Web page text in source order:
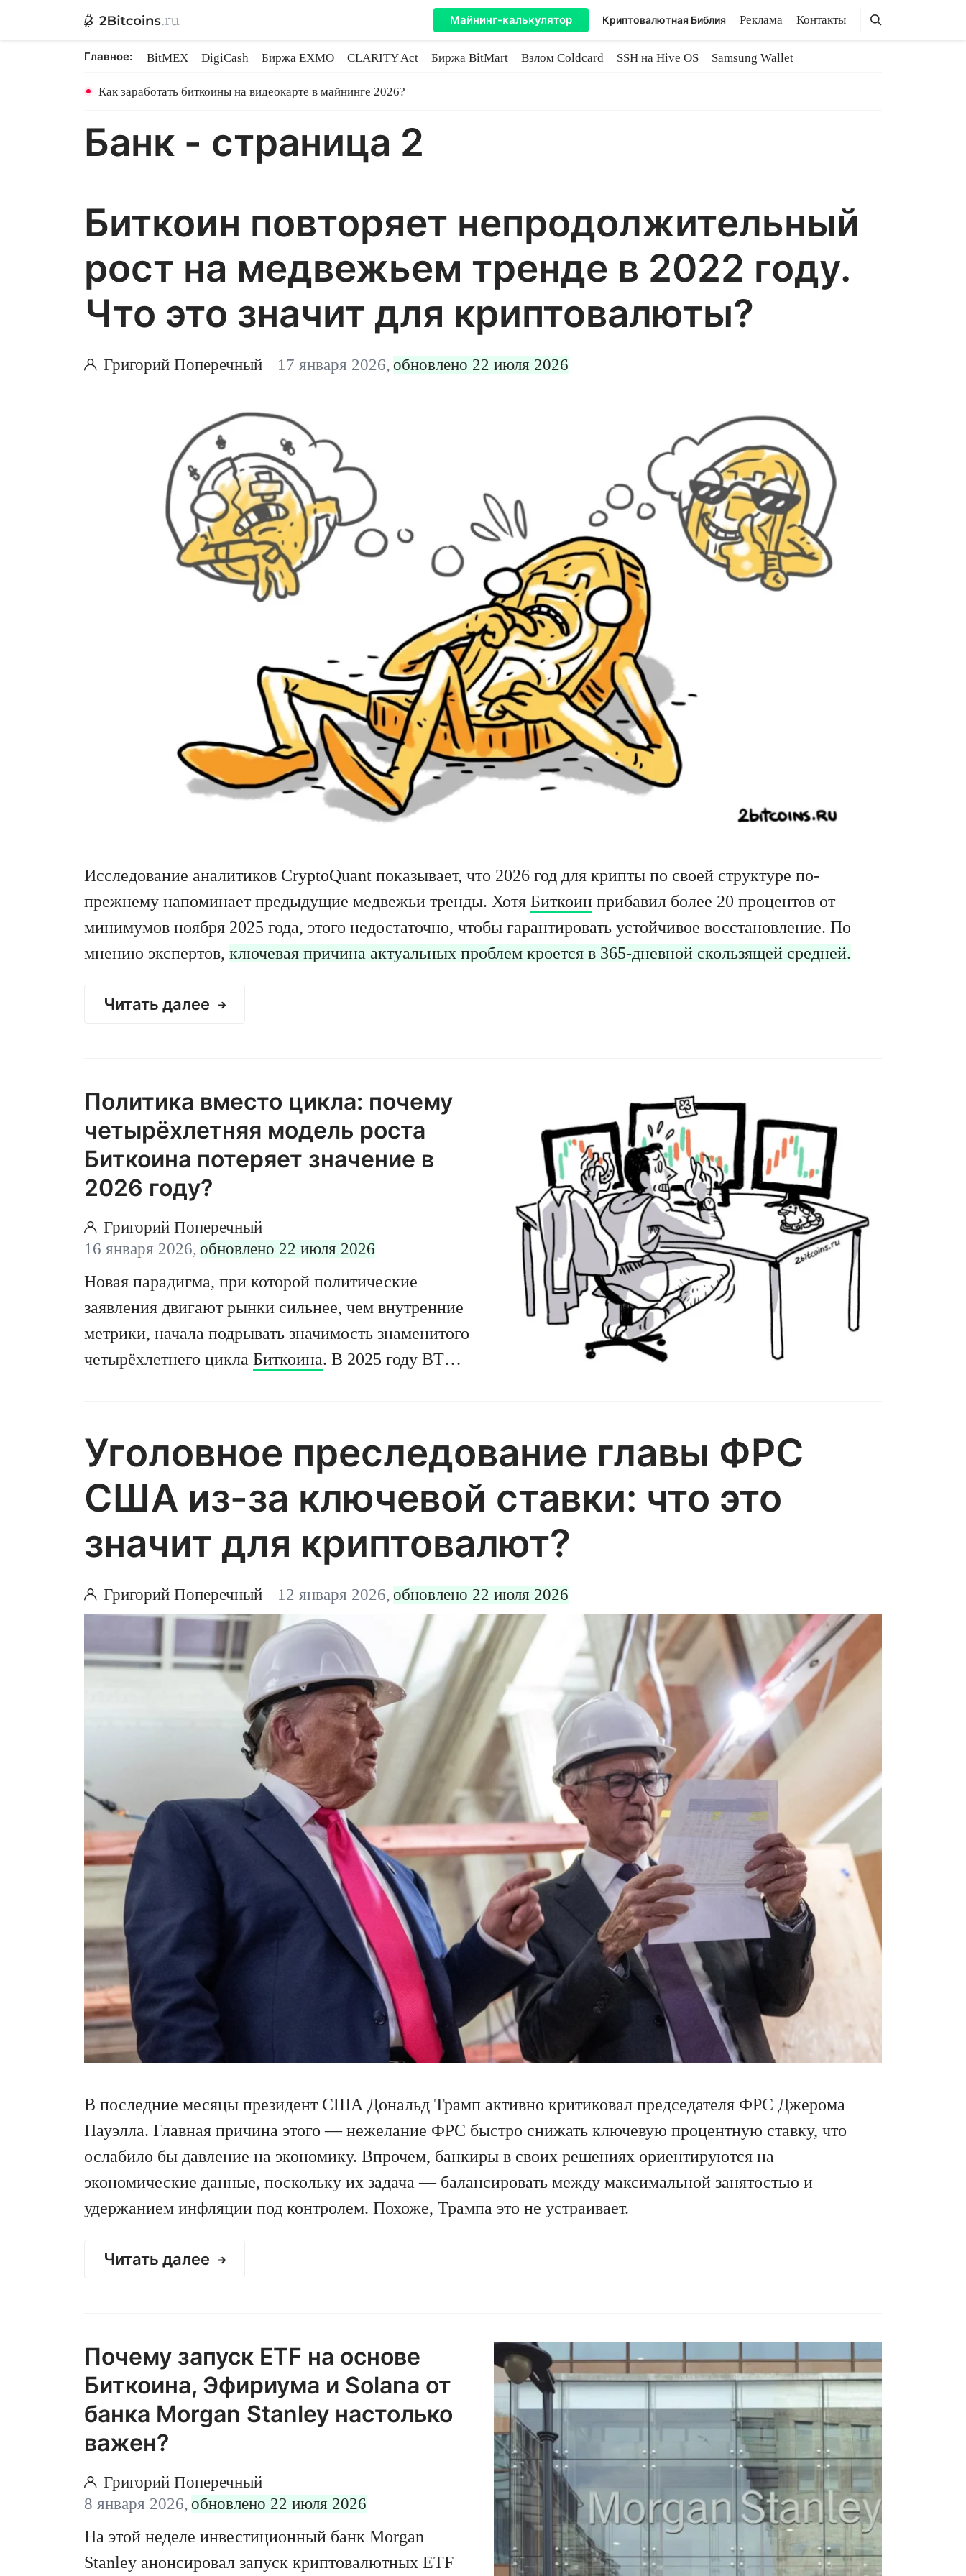
Майнинг-калькулятор Криптовалютная Библия Реклама Контакты Поиск
Поиск
Главное: BitMEX DigiCash Биржа EXMO CLARITY Act Биржа BitMart Взлом Coldcard SSH на Hive OS
Samsung Wallet
Как заработать биткоины на видеокарте в майнинге 2026?
Банк - страница 2
Биткоин повторяет непродолжительный
рост на медвежьем тренде в 2022 году.
Что это значит для криптовалюты?
Григорий Поперечный 17 января 2026, обновлено 22 июля 2026
Исследование аналитиков CryptoQuant показывает, что 2026 год для крипты по своей структуре по-
прежнему напоминает предыдущие медвежьи тренды. Хотя Биткоин прибавил более 20 процентов от
минимумов ноября 2025 года, этого недостаточно, чтобы гарантировать устойчивое восстановление. По
мнению экспертов, ключевая причина актуальных проблем кроется в 365-дневной скользящей средней.
Читать далее
Политика вместо цикла: почему
четырёхлетняя модель роста
Биткоина потеряет значение в
2026 году?
Григорий Поперечный
16 января 2026, обновлено 22 июля 2026
Новая парадигма, при которой политические
заявления двигают рынки сильнее, чем внутренние
метрики, начала подрывать значимость знаменитого
четырёхлетнего цикла Биткоина. В 2025 году BTC
Соответственно,
зависит от ожиданий ликвидности и регулирования,
а не от общего аппетита к риску.
Уголовное преследование главы ФРС
США из-за ключевой ставки: что это
значит для криптовалют?
Григорий Поперечный 12 января 2026, обновлено 22 июля 2026
В последние месяцы президент США Дональд Трамп активно критиковал председателя ФРС Джерома
Пауэлла. Главная причина этого — нежелание ФРС быстро снижать ключевую процентную ставку, что
ослабило бы давление на экономику. Впрочем, банкиры в своих решениях ориентируются на
экономические данные, поскольку их задача — балансировать между максимальной занятостью и
удержанием инфляции под контролем. Похоже, Трампа это не устраивает.
Читать далее
Почему запуск ETF на основе
Биткоина, Эфириума и Solana от
банка Morgan Stanley настолько
важен?
Григорий Поперечный
8 января 2026, обновлено 22 июля 2026
На этой неделе инвестиционный банк Morgan
Stanley анонсировал запуск криптовалютных ETF